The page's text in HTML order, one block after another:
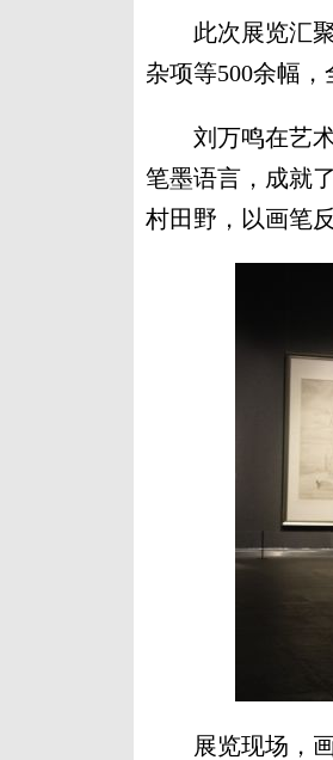
此次展览汇聚
杂项等500余幅
刘万鸣在艺术
笔墨语言，成就
村田野，以画笔
展览现场，画